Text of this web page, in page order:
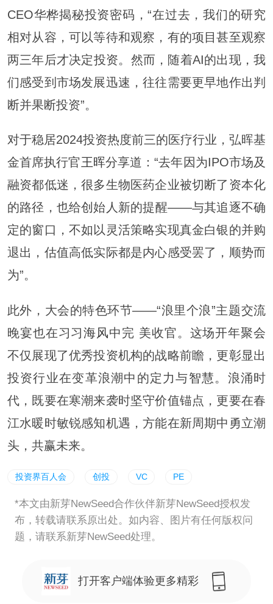
CEO华桦揭秘投资密码，“在过去，我们的研究
相对从容，可以等待和观察，有的项目甚至观察
两三年后才决定投资。然而，随着AI的出现，我
们感受到市场发展迅速，往往需要更早地作出判
断并果断投资”。
对于稳居2024投资热度前三的医疗行业，弘晖基
金首席执行官王晖分享道：“去年因为IPO市场及
融资都低迷，很多生物医药企业被切断了资本化
的路径，也给创始人新的提醒——与其追逐不确
定的窗口，不如以灵活策略实现真金白银的并购
退出，估值高低实际都是内心感受罢了，顺势而
为”。
此外，大会的特色环节——“浪里个浪”主题交流
晚宴也在习习海风中完 美收官。这场开年聚会
不仅展现了优秀投资机构的战略前瞻，更彰显出
投资行业在变革浪潮中的定力与智慧。浪涌时
代，既要在寒潮来袭时坚守价值锚点，更要在春
江水暖时敏锐感知机遇，方能在新周期中勇立潮
头，共赢未来。
投资界百人会 创投 VC PE
*本文由新芽NewSeed合作伙伴新芽NewSeed授权发
布，转载请联系原出处。如内容、图片有任何版权问
题，请联系新芽NewSeed处理。
打开客户端体验更多精彩